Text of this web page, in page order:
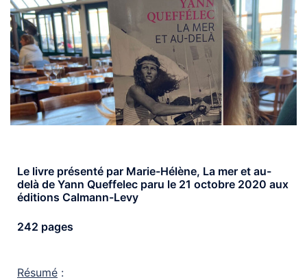
Le livre présenté par Marie-Hélène, La mer et au-
delà de Yann Queffelec paru le 21 octobre 2020 aux
éditions Calmann-Levy
242 pages
Résumé :